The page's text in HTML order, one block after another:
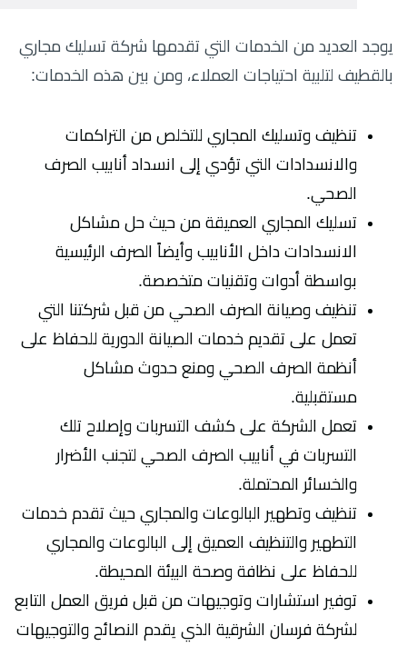
يوجد العديد من الخدمات التي تقدمها شركة تسليك مجاري
بالقطيف لتلبية احتياجات العملاء، ومن بين هذه الخدمات:
تنظيف وتسليك المجاري للتخلص من التراكمات
والانسدادات التي تؤدي إلى انسداد أنابيب الصرف
الصحي.
تسليك المجاري العميقة من حيث حل مشاكل
الانسدادات داخل الأنابيب وأيضاً الصرف الرئيسية
بواسطة أدوات وتقنيات متخصصة.
تنظيف وصيانة الصرف الصحي من قبل شركتنا التي
تعمل على تقديم خدمات الصيانة الدورية للحفاظ على
أنظمة الصرف الصحي ومنع حدوث مشاكل
مستقبلية.
تعمل الشركة على كشف التسربات وإصلاح تلك
التسربات في أنابيب الصرف الصحي لتجنب الأضرار
والخسائر المحتملة.
تنظيف وتطهير البالوعات والمجاري حيث تقدم خدمات
التطهير والتنظيف العميق إلى البالوعات والمجاري
للحفاظ على نظافة وصحة البيئة المحيطة.
توفير استشارات وتوجيهات من قبل فريق العمل التابع
لشركة فرسان الشرقية الذي يقدم النصائح والتوجيهات